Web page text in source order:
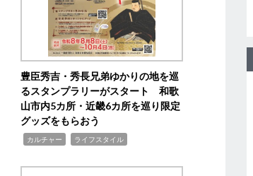
豊臣秀吉・秀長兄弟ゆかりの地を巡
るスタンプラリーがスタート 和歌
山市内5カ所・近畿6カ所を巡り限定
グッズをもらおう
カルチャー ライフスタイル